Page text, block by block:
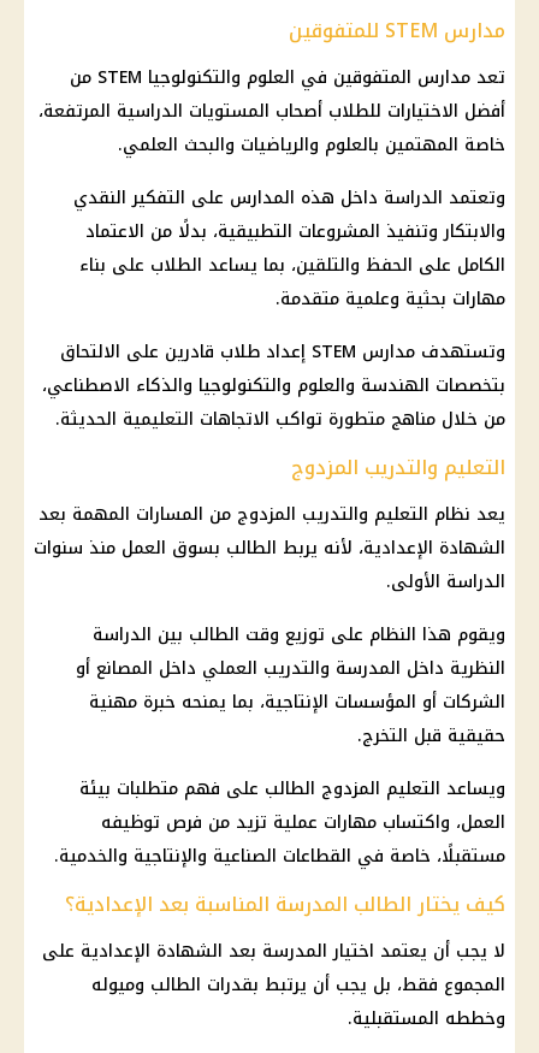
مدارس STEM للمتفوقين
تعد مدارس المتفوقين في العلوم والتكنولوجيا STEM من
أفضل الاختيارات للطلاب أصحاب المستويات الدراسية المرتفعة،
خاصة المهتمين بالعلوم والرياضيات والبحث العلمي.
وتعتمد الدراسة داخل هذه المدارس على التفكير النقدي
والابتكار وتنفيذ المشروعات التطبيقية، بدلًا من الاعتماد
الكامل على الحفظ والتلقين، بما يساعد الطلاب على بناء
مهارات بحثية وعلمية متقدمة.
وتستهدف مدارس STEM
إعداد طلاب قادرين على الالتحاق
بتخصصات الهندسة والعلوم والتكنولوجيا والذكاء الاصطناعي،
من خلال مناهج متطورة تواكب الاتجاهات التعليمية الحديثة.
التعليم والتدريب المزدوج
يعد نظام التعليم والتدريب المزدوج من المسارات المهمة بعد
الشهادة الإعدادية، لأنه يربط الطالب بسوق العمل منذ سنوات
الدراسة الأولى.
ويقوم هذا النظام على توزيع وقت الطالب بين الدراسة
النظرية داخل المدرسة والتدريب العملي داخل المصانع أو
الشركات أو المؤسسات الإنتاجية، بما يمنحه خبرة مهنية
حقيقية قبل التخرج.
ويساعد التعليم المزدوج الطالب على فهم متطلبات بيئة
العمل، واكتساب مهارات عملية تزيد من فرص توظيفه
مستقبلًا، خاصة في القطاعات الصناعية والإنتاجية والخدمية.
كيف يختار الطالب المدرسة المناسبة بعد الإعدادية؟
لا يجب أن يعتمد اختيار المدرسة بعد الشهادة الإعدادية على
المجموع فقط، بل يجب أن يرتبط بقدرات الطالب وميوله
وخططه المستقبلية.